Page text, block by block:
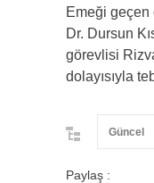
Emeği geçen
Dr. Dursun
görevlisi
dolayısıyla
Güncel
Paylaş :